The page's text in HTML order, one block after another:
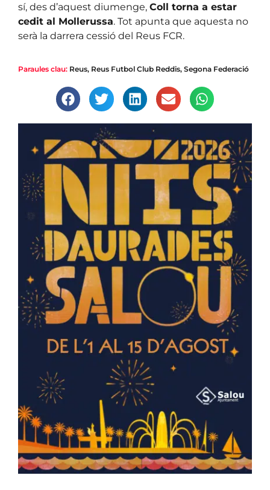
sí, des d’aquest diumenge, Coll torna a estar
cedit al Mollerussa. Tot apunta que aquesta no
serà la darrera cessió del Reus FCR.
Paraules clau: Reus, Reus Futbol Club Reddis, Segona Federació